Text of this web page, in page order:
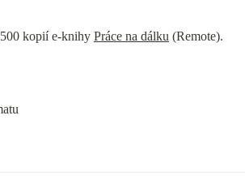
kopií e-knihy Práce na dálku (Remote).